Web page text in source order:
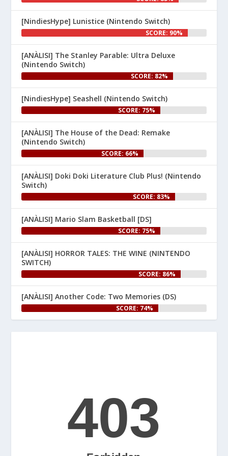
1
Nintenhype.Cat @nintenhype.cat
⋅
1m
El món dels videojocs: ⚡🔥💥💀
1
🦊 Desplegueu les ales i
comproveu el difusor G,
perquè avui s'estrena #StarFox
per a #NintendoSwitch2 ! Per
celebrar-ho, us hem preparat
un article especial al web.
👉
www.nintenhype.cat/2026/06/25/
e...
2
Nintenhype.Cat @nintenhype.cat
[NindiesHype] Lunistice (Nintendo Switch)
SCORE: 90%
[ANÀLISI] The Stanley Parable: Ultra Deluxe
(Nintendo Switch)
SCORE: 82%
[NindiesHype] Seashell (Nintendo Switch)
SCORE: 75%
[ANÀLISI] The House of the Dead: Remake
(Nintendo Switch)
SCORE: 66%
[ANÀLISI] Doki Doki Literature Club Plus! (Nintendo
Switch)
SCORE: 83%
[ANÀLISI] Mario Slam Basketball [DS]
SCORE: 75%
[ANÀLISI] HORROR TALES: THE WINE (NINTENDO
SWITCH)
SCORE: 86%
[ANÀLISI] Another Code: Two Memories (DS)
SCORE: 74%